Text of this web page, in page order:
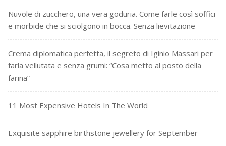
Nuvole di zucchero, una vera goduria. Come farle così soffici
e morbide che si sciolgono in bocca. Senza lievitazione
Crema diplomatica perfetta, il segreto di Iginio Massari per
farla vellutata e senza grumi: “Cosa metto al posto della
farina”
11 Most Expensive Hotels In The World
Exquisite sapphire birthstone jewellery for September